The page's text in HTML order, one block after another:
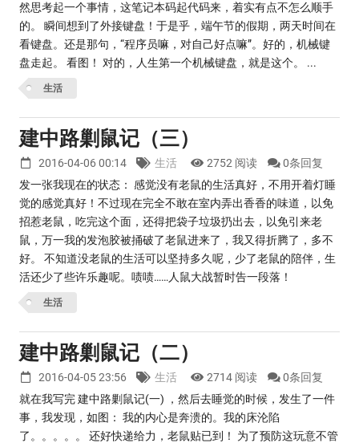
然思考起一个事情，这笔记本码起代码来，着实有点不怎么顺手
的。 瞬间想到了外接键盘！于是乎，端午节的假期，两天时间在
看键盘。还是那句，“程序员嘛，对自己好点嘛”。好的，机械键
盘走起。 看图！ 对的，人生第一个机械键盘，就是这个。 ...
生活
建中路剿鼠记（三）
2016-04-06 00:14 生活 2752 阅读
0条回复
发一张我现在的状态： 感觉没有老鼠的生活真好，不用开着灯睡
觉的感觉真好！不过现在完全不敢在室内弄出香香的味道，以免
招惹老鼠，吃完这个面，还得把袋子垃圾扔出去，以免引来老
鼠，万一我的发泡胶被捅破了老鼠进来了，我又得折腾了，多不
好。 不知道没老鼠的生活可以坚持多久呢，少了老鼠的陪伴，生
活还少了些许乐趣呢。啧啧……人鼠大战暂时告一段落！
生活
建中路剿鼠记（二）
2016-04-05 23:56 生活 2714 阅读
0条回复
就在我写完 建中路剿鼠记(一) ，然后去睡觉的时候，发生了一件
事，我发现，如图： 我的内心是奔溃的。我的床沦陷
了。。。。。 还好快递给力，老鼠贴已到！ 为了预防这玩意不管